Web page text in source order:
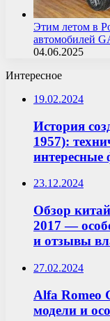
Этим летом в
автомобилей
04.06.2025
Интересное
19.02.2024
История
1957):
интересные
23.12.2024
Обзор
2017 —
и отзывы
27.02.2024
Alfa Romeo
модели и